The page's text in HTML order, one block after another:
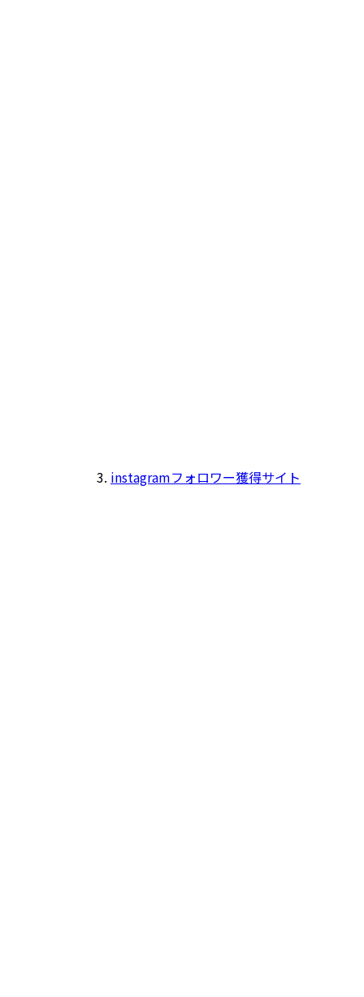
instagramフォロワー獲得サイト